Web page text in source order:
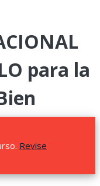
para la
Revise